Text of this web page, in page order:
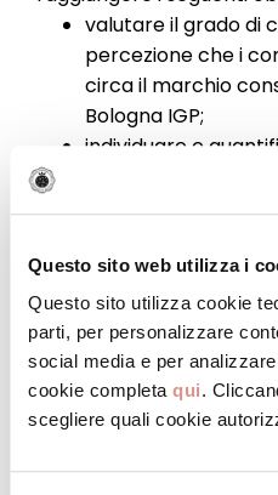
Questo sito web utilizza i
Questo sito utilizza cookie
parti, per personalizzare
social media e per
cookie completa qui.
scegliere quali cookie
valutare il grado di
percezione che i
circa il marchio
Bologna IGP;
individuare e
impatti sulla
acquisto e
prodotto non
identificare quali
valutazione dei
intenzioni di
identificare il